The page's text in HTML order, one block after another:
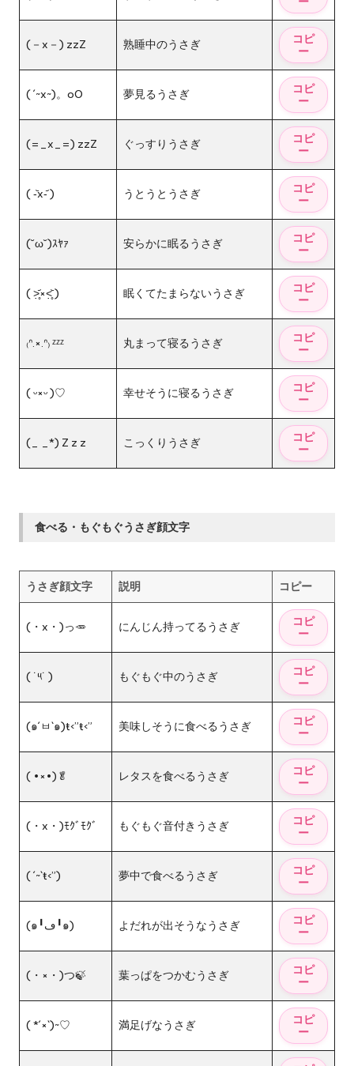
(－x－) zzZ 熟睡中のうさぎ
( ´~x~)。oO 夢見るうさぎ
(=_x_=) zzZ ぐっすりうさぎ
( -᷅x-᷄ ) うとうとうさぎ
(˘ω˘)ｽﾔｧ 安らかに眠るうさぎ
( ˃̣̣̥᷄×˂̣̣̥᷅ ) 眠くてたまらないうさぎ
₍ᐢ.×.ᐢ₎ ᶻᶻᶻ 丸まって寝るうさぎ
( ᵕ×ᵕ )♡ 幸せそうに寝るうさぎ
(_ _*) Z z z こっくりうさぎ
食べる・もぐもぐうさぎ顔文字
うさぎ顔文字 説明 コピー
(・x・)っ🥕 にんじん持ってるうさぎ
( ˙༥˙ ) もぐもぐ中のうさぎ
(๑´ㅂ`๑)ŧ‹”ŧ‹” 美味しそうに食べるうさぎ
( •×•)🥬 レタスを食べるうさぎ
(・x・)ﾓｸﾞﾓｸﾞ もぐもぐ音付きうさぎ
( ´~`ŧ‹”) 夢中で食べるうさぎ
(๑╹ڡ╹๑) よだれが出そうなうさぎ
(・×・)つ🍃 葉っぱをつかむうさぎ
( *´×`)~♡ 満足げなうさぎ